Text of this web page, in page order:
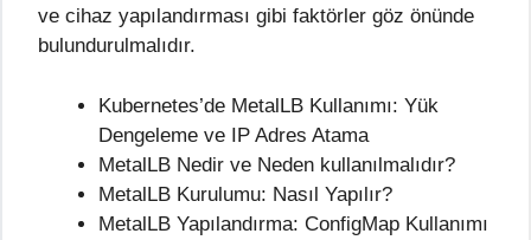
ve cihaz yapılandırması gibi faktörler göz önünde
bulundurulmalıdır.
Kubernetes’de MetalLB Kullanımı: Yük
Dengeleme ve IP Adres Atama
MetalLB Nedir ve Neden kullanılmalıdır?
MetalLB Kurulumu: Nasıl Yapılır?
MetalLB Yapılandırma: ConfigMap Kullanımı